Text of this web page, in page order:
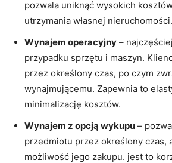
pozwala uniknąć wysokich
utrzymania własnej nieruchomości.
Wynajem operacyjny –
przypadku ‍sprzętu i maszyn. Klienci
przez‍ określony czas, po czym
wynajmującemu.⁢ Zapewnia‌ to
minimalizację kosztów.
Wynajem⁢ z opcją ⁤wykupu –
przedmiotu przez określony czas,
możliwość jego zakupu. jest to